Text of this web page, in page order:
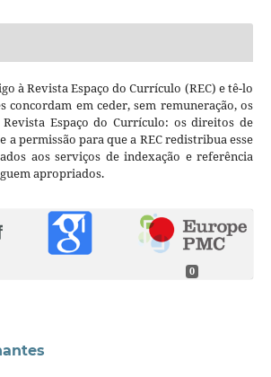
à Revista Espaço do Currículo (REC) e tê-lo
concordam em ceder, sem remuneração, os
Espaço do Currículo: os direitos de
a permissão para que a REC redistribua esse
aos serviços de indexação e referência
apropriados.
0